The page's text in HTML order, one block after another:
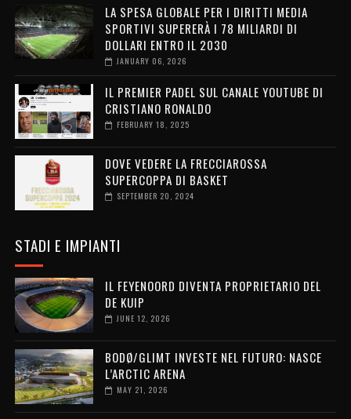
LA SPESA GLOBALE PER I DIRITTI MEDIA
SPORTIVI SUPERERÀ I 78 MILIARDI DI
DOLLARI ENTRO IL 2030
JANUARY 06, 2026
IL PREMIER PADEL SUL CANALE YOUTUBE DI
CRISTIANO RONALDO
FEBRUARY 18, 2025
DOVE VEDERE LA FRECCIAROSSA
SUPERCOPPA DI BASKET
SEPTEMBER 20, 2024
STADI E IMPIANTI
IL FEYENOORD DIVENTA PROPRIETARIO DEL
DE KUIP
JUNE 12, 2026
BODØ/GLIMT INVESTE NEL FUTURO: NASCE
L’ARCTIC ARENA
MAY 21, 2026